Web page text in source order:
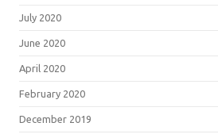
July 2020
June 2020
April 2020
February 2020
December 2019